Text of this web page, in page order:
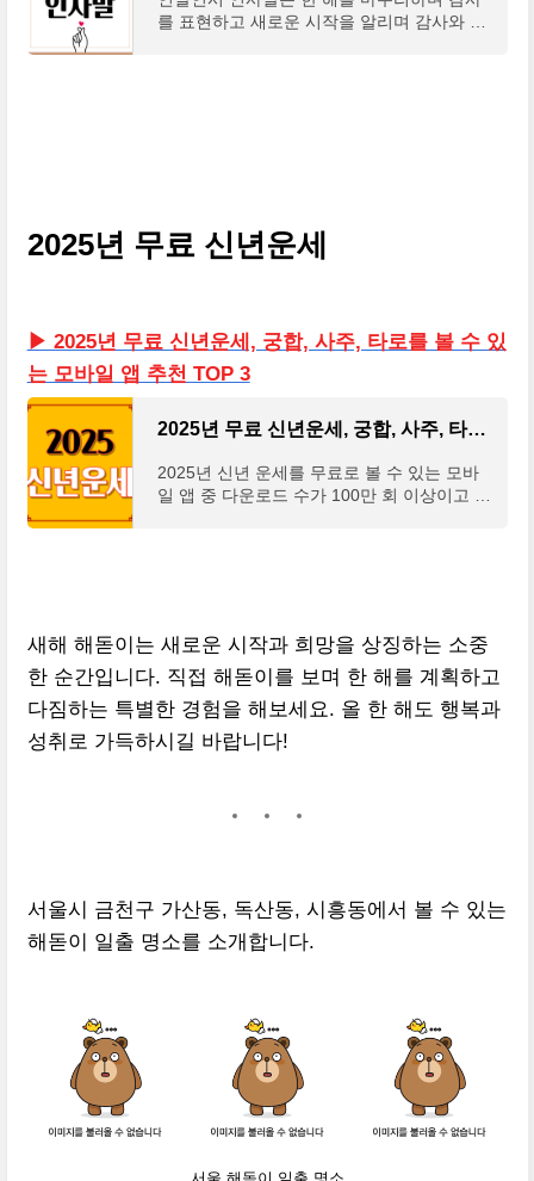
를 표현하고 새로운 시작을 알리며 감사와 응
2025년 무료 신년운세
▶ 2025년 무료 신년운세, 궁합, 사주, 타로를 볼 수 있
는 모바일 앱 추천 TOP 3
2025년 무료 신년운세, 궁합, 사주, 타로 모바일 앱 TOP3
2025년 신년 운세를 무료로 볼 수 있는 모바
일 앱 중 다운로드 수가 100만 회 이상이고 한
새해 해돋이는 새로운 시작과 희망을 상징하는 소중
한 순간입니다. 직접 해돋이를 보며 한 해를 계획하고
다짐하는 특별한 경험을 해보세요. 올 한 해도 행복과
성취로 가득하시길 바랍니다!
서울시 금천구 가산동, 독산동, 시흥동에서 볼 수 있는
해돋이 일출 명소를 소개합니다.